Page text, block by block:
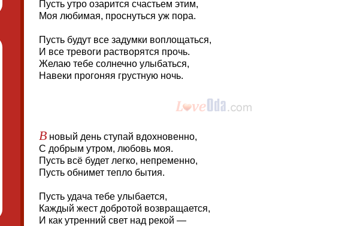
Пусть утро озарится счастьем этим,
Моя любимая, проснуться уж пора.
Пусть будут все задумки воплощаться,
И все тревоги растворятся прочь.
Желаю тебе солнечно улыбаться,
Навеки прогоняя грустную ночь.
В новый день ступай вдохновенно,
С добрым утром, любовь моя.
Пусть всё будет легко, непременно,
Пусть обнимет тепло бытия.
Пусть удача тебе улыбается,
Каждый жест добротой возвращается,
И как утренний свет над рекой —